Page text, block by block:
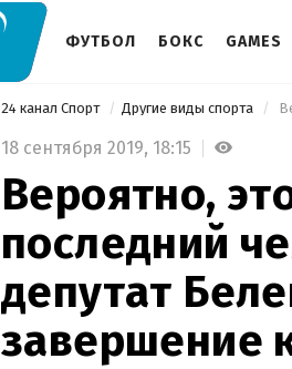
ФУТБОЛ БОКС GAMES
24 канал Спорт Другие виды спорта
18 сентября 2019, 18:15
Вероятно,
последний
депутат
завершение